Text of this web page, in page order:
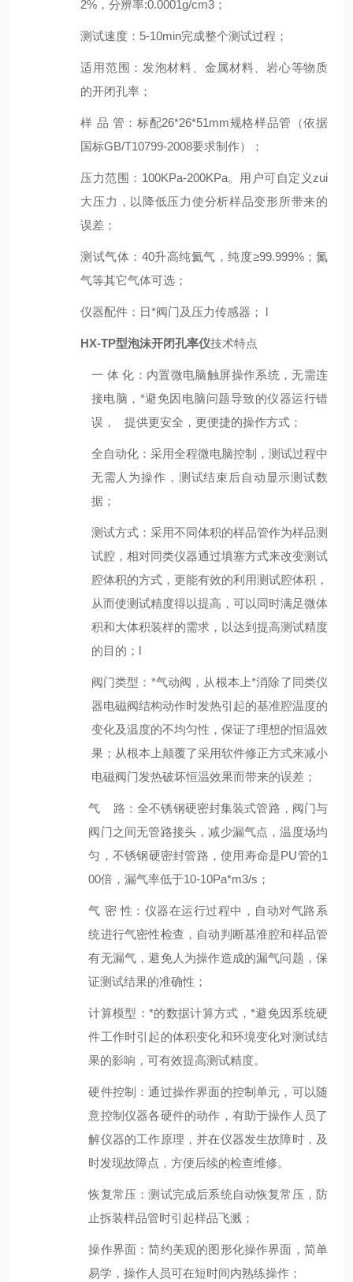
2%，分辨率:0.0001g/cm3；
测试速度 ： 5-10min完成整个测试过程；
适用范围：发泡材料、金属材料 、岩心等物质
的开闭孔率；
样 品 管 ：标配26*26*51mm规格样品管（依据
国标GB/T10799-2008要求制作）
；
压力范围 ： 100KPa-200KPa。用户可自定义zui
大压力，以降低压力使分析样品变形所带来的
误差；
测试气体 ： 40升高纯氦气，纯度≥99.999%；氮
气等其它气体可选；
仪器配件 ： 日*阀门及压力传感器； l
HX-TP型泡沫开闭孔率仪技术特点
一 体 化：内置微电脑触屏操作系统，无需连
接电脑，*避免因电脑问题导致的仪器运行错
误，
提供更安全，更便捷的操作方式；
全自动化：采用全程微电脑控制，测试过程中
无需人为操作，测试结束后自动显示测试数
据；
测试方式： 采用不同体积的样品管作为样品测
试腔，相对同类仪器通过填塞方式来改变测试
腔体积的方式， 更能有效的利用测试腔体积 ，
从而使测试精度得以提高，可以同时满足微体
积和大体积装样的需求，以达到提高测试精度
的目的；l
阀门类型 ：*气动阀，从根本上*消除了同类仪
器电磁阀结构动作时发热引起的基准腔温度的
变化及温度的不均匀性，保证了理想的恒温效
果；从根本上颠覆了采用软件修正方式来减小
电磁阀门发热破坏恒温效果而带来的误差；
气 路：全不锈钢硬密封集装式管路 ，阀门与
阀门之间无管路接头，减少漏气点，温度场均
匀 ，不锈钢硬密封管路，使用寿命是PU管的1
00倍，漏气率低于10-10Pa*m3/s ；
气 密 性 ：仪器在运行过程中，自动对气路系
统进行气密性检查，自动判断基准腔和样品管
有无漏气，避免人为操作造成的漏气问题，保
证测试结果的准确性 ；
计算模型：*的数据计算方式，*避免因系统硬
件工作时引起的体积变化和环境变化对测试结
果的影响，可有效提高测试精度。
硬件控制：通过操作界面的控制单元，可以随
意控制仪器各硬件的动作，有助于操作人员了
解仪器的工作原理，并在仪器发生故障时，及
时发现故障点，方便后续的检查维修。
恢复常压：测试完成后系统自动恢复常压，防
止拆装样品管时引起样品飞溅；
操作界面：简约美观的图形化操作界面， 简单
易学，操作人员可在短时间内熟练操作 ；